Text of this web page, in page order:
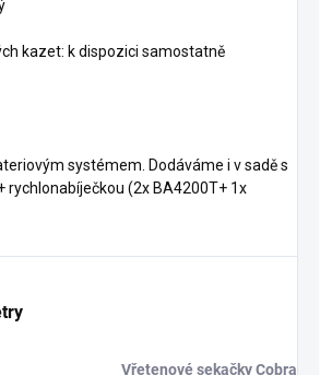
kazet: k dispozici samostatně
systémem. Dodáváme i v sadě s
rychlonabíječkou (2x BA4200T+ 1x
Vřetenové sekačky Cobra